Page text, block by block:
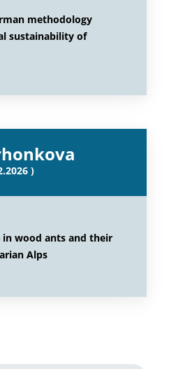
methodology
sustainability of
)
wood ants and their
Alps